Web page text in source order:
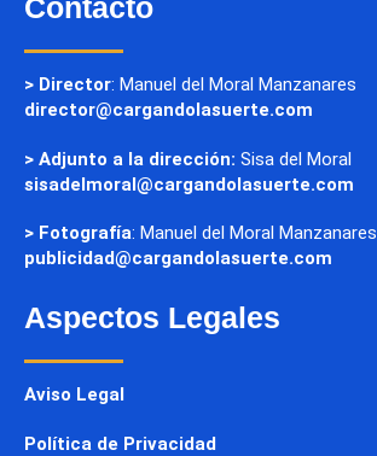
Contacto
> Director: Manuel del Moral Manzanares
director@cargandolasuerte.com
> Adjunto a la dirección: Sisa del Moral
sisadelmoral@cargandolasuerte.com
> Fotografía: Manuel del Moral Manzanares
publicidad@cargandolasuerte.com
Aspectos Legales
Aviso Legal
Política de Privacidad